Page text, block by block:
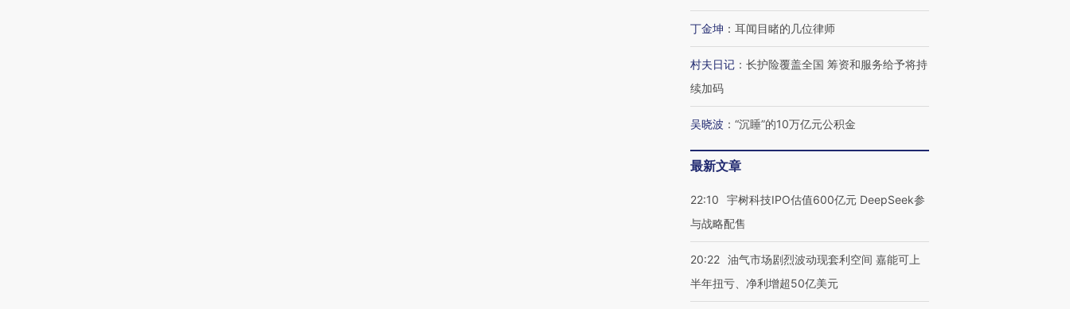
丁金坤 ： 耳闻目睹的几位律师
村夫日记 ： 长护险覆盖全国 筹资和服务给予将持
续加码
吴晓波 ： “沉睡”的10万亿元公积金
最新文章
22:10
宇树科技IPO估值600亿元 DeepSeek参
与战略配售
20:22 油气市场剧烈波动现套利空间 嘉能可上
半年扭亏、净利增超50亿美元